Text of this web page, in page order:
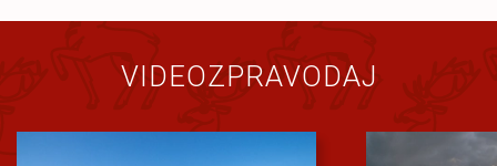
VIDEOZPRAVODAJ